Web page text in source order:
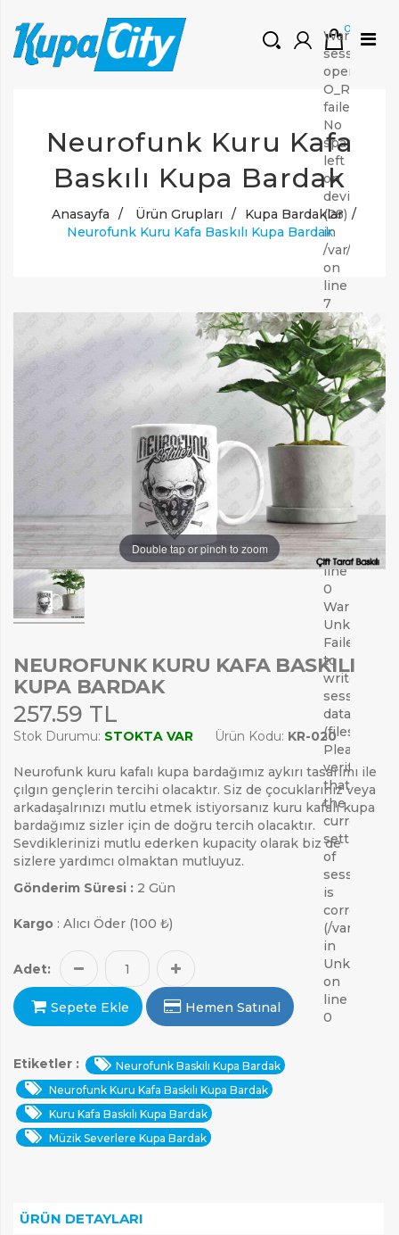
Müşteri Girişi
Yeni Kayıt Oluştur
Warning:
open(/var/
O_RDWR)
failed:
No
space
left
on
device
(28)
in
/var/www/
on
line
7
0
Warning:
Unknown:
open(/var/
O_RDWR)
failed:
No
space
left
Unknown
on
line
0
Warning:
Unknown:
Failed
to
write
session
data
(files).
Please
verify
that
the
current
setting
of
is
correct
(/var/lib/
in
Unknown
on
line
0
Neurofunk Kuru Kafa
Baskılı Kupa Bardak
Anasayfa / Ürün Grupları / Kupa Bardaklar /
Neurofunk Kuru Kafa Baskılı Kupa Bardak
Double tap or pinch to zoom
NEUROFUNK KURU KAFA BASKILI
KUPA BARDAK
257.59 TL
Stok Durumu: STOKTA VAR Ürün Kodu: KR-020
Neurofunk kuru kafalı kupa bardağımız aykırı tasarımı ile
çılgın gençlerin tercihi olacaktır. Siz de çocuklarınız veya
arkadaşalrınızı mutlu etmek istiyorsanız kuru kafalı kupa
bardağımız sizler için de doğru tercih olacaktır.
Sevdiklerinizi mutlu ederken kupacity olarak biz de
sizlere yardımcı olmaktan mutluyuz.
Gönderim Süresi : 2 Gün
Kargo : Alıcı Öder (100 ₺)
Adet:
Sepete Ekle Hemen Satınal
Etiketler :
Neurofunk Baskılı Kupa Bardak
Neurofunk Kuru Kafa Baskılı Kupa Bardak
Kuru Kafa Baskılı Kupa Bardak
Müzik Severlere Kupa Bardak
ÜRÜN DETAYLARI